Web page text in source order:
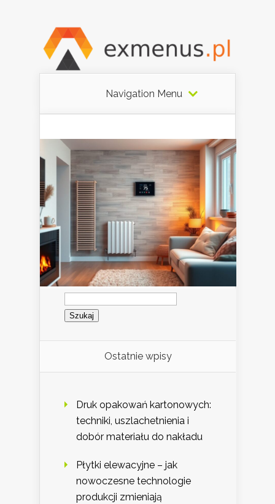
Navigation Menu
Szukaj:
Ostatnie wpisy
Druk opakowań kartonowych:
techniki, uszlachetnienia i
dobór materiału do nakładu
Płytki elewacyjne – jak
nowoczesne technologie
produkcji zmieniają